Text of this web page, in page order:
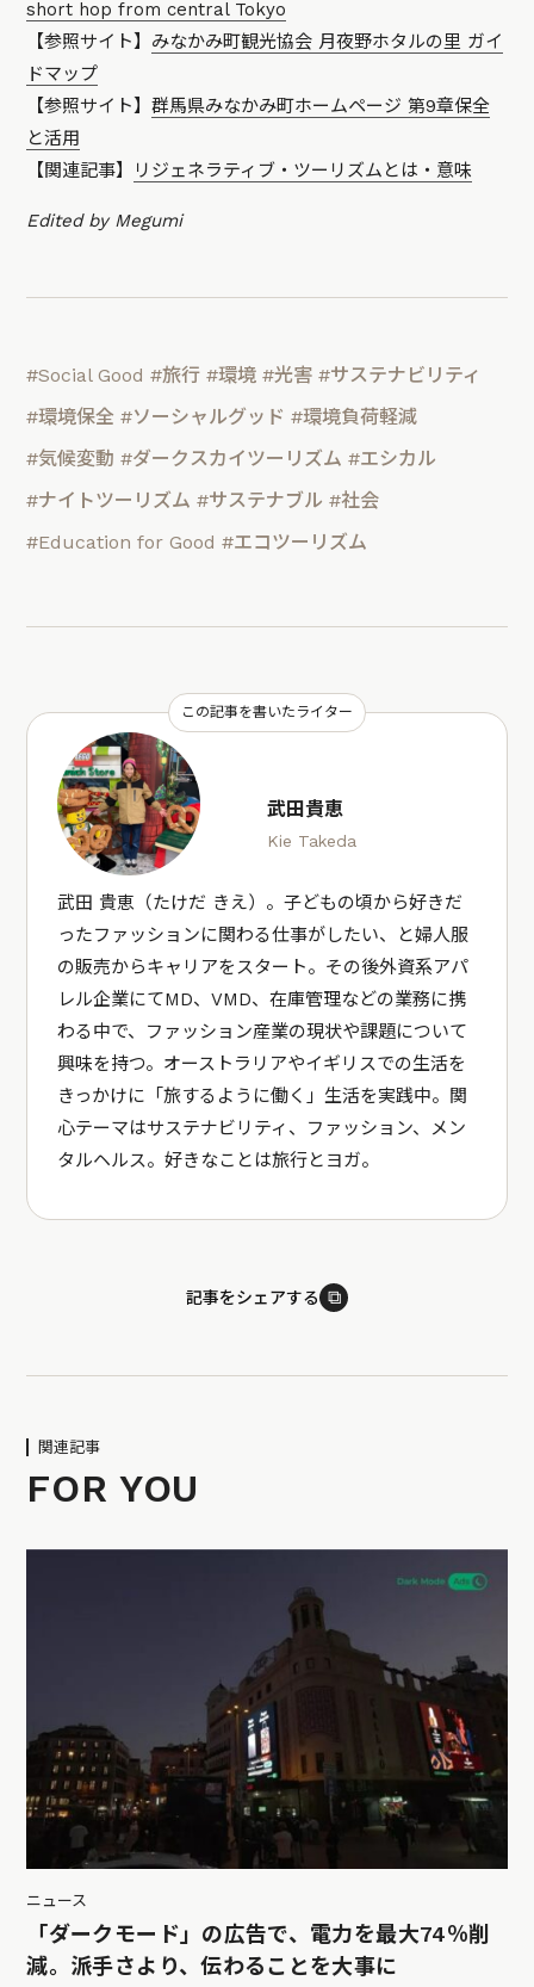
short hop from central Tokyo
【参照サイト】 みなかみ町観光協会 月夜野ホタルの里 ガイ
ドマップ
【参照サイト】群馬県みなかみ町ホームページ 第9章保全
と活用
【関連記事】
リジェネラティブ・ツーリズムとは・意味
Edited by Megumi
#Social Good #旅行 #環境 #光害 #サステナビリティ
#環境保全 #ソーシャルグッド #環境負荷軽減
#気候変動 #ダークスカイツーリズム #エシカル
#ナイトツーリズム #サステナブル #社会
#Education for Good #エコツーリズム
この記事を書いたライター
武田貴恵
Kie Takeda
武田 貴恵（たけだ きえ）。子どもの頃から好きだ
ったファッションに関わる仕事がしたい、と婦人服
の販売からキャリアをスタート。その後外資系アパ
レル企業にてMD、VMD、在庫管理などの業務に携
わる中で、ファッション産業の現状や課題について
興味を持つ。オーストラリアやイギリスでの生活を
きっかけに「旅するように働く」生活を実践中。関
心テーマはサステナビリティ、ファッション、メン
タルヘルス。好きなことは旅行とヨガ。
記事をシェアする ⧉
関連記事
FOR YOU
ニュース
「ダークモード」の広告で、電力を最大74％削
減。派手さより、伝わることを大事に